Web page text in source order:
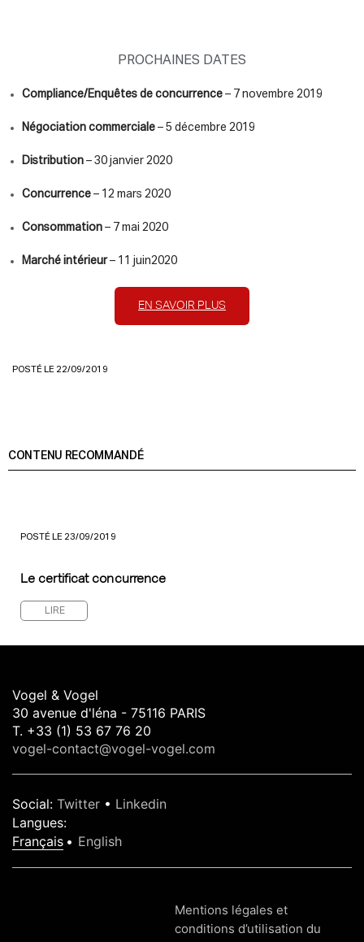
PROCHAINES DATES
Compliance/Enquêtes de concurrence – 7 novembre 2019
Négociation commerciale – 5 décembre 2019
Distribution – 30 janvier 2020
Concurrence – 12 mars 2020
Consommation – 7 mai 2020
Marché intérieur– 11 juin2020
EN SAVOIR PLUS
POSTÉ LE 22/09/2019
CONTENU RECOMMANDÉ
POSTÉ LE 23/09/2019
Le certificat concurrence
LIRE
Vogel & Vogel
30 avenue d'léna - 75116 PARIS
T. +33 (1) 53 67 76 20
vogel-contact@vogel-vogel.com
Social: Twitter • Linkedin
Langues:
Français
English
Mentions légales et
conditions d’utilisation du